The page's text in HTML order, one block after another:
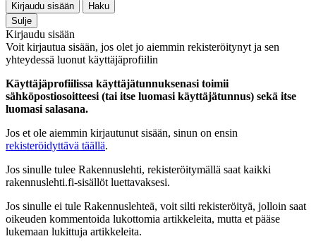
Kirjaudu sisään
Haku
Sulje
Kirjaudu sisään
Voit kirjautua sisään, jos olet jo aiemmin rekisteröitynyt ja sen
yhteydessä luonut käyttäjäprofiilin
Käyttäjäprofiilissa käyttäjätunnuksenasi toimii
sähköpostiosoitteesi (tai itse luomasi käyttäjätunnus) sekä itse
luomasi salasana.
Jos et ole aiemmin kirjautunut sisään, sinun on ensin
rekisteröidyttävä täällä.
Jos sinulle tulee Rakennuslehti, rekisteröitymällä saat kaikki
rakennuslehti.fi-sisällöt luettavaksesi.
Jos sinulle ei tule Rakennuslehteä, voit silti rekisteröityä, jolloin saat
oikeuden kommentoida lukottomia artikkeleita, mutta et pääse
lukemaan lukittuja artikkeleita.